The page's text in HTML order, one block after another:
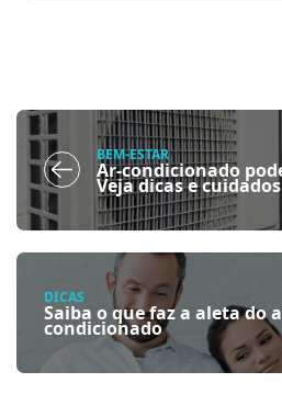
BEM-ESTAR
Ar-condicionado
Veja dicas e cuidados
DICAS
Saiba o que faz a aleta do
condicionado